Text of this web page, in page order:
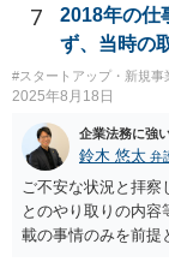
う税理士職務の妥
を提出していたと
いう課題がありま
明記された委任事務
事務外の税務相談に
ませんが、責任追
は、 実際上、税理
きます。 そのため
していないことを
は難しい可能性があ
事務外の税務相談
7
2018年の仕
ず、当時の
#スタートアップ・新規事
2025年8月18日
企業法務に強
鈴木 悠太 弁
ご不安な状況と拝
とのやり取りの内
載の事情のみを前